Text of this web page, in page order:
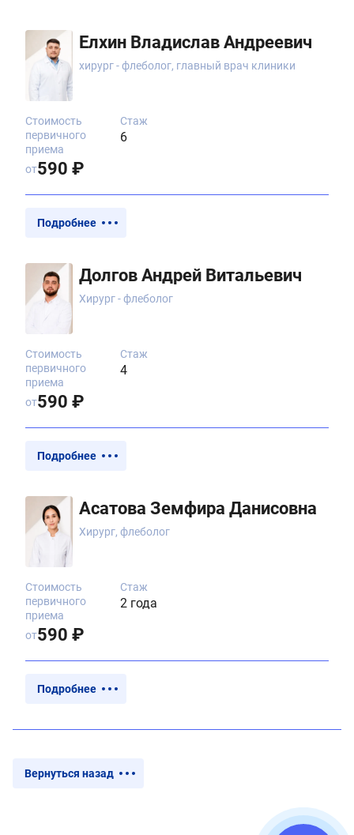
Елхин Владислав Андреевич
хирург - флеболог, главный врач клиники
Стаж
6
Стоимость
первичного
приема
от590 ₽
Подробнее
Долгов Андрей Витальевич
Хирург - флеболог
Стаж
4
Стоимость
первичного
приема
от590 ₽
Подробнее
Асатова Земфира Данисовна
Хирург, флеболог
Стаж
2 года
Стоимость
первичного
приема
от590 ₽
Подробнее
Вернуться назад